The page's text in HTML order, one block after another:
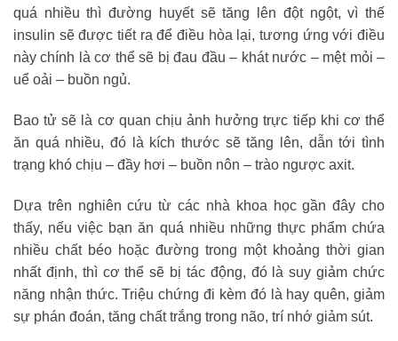
quá nhiều thì đường huyết sẽ tăng lên đột ngột, vì thế
insulin sẽ được tiết ra để điều hòa lại, tương ứng với điều
này chính là cơ thể sẽ bị đau đầu – khát nước – mệt mỏi –
uể oải – buồn ngủ.
Bao tử sẽ là cơ quan chịu ảnh hưởng trực tiếp khi cơ thể
ăn quá nhiều, đó là kích thước sẽ tăng lên, dẫn tới tình
trạng khó chịu – đầy hơi – buồn nôn – trào ngược axit.
Dựa trên nghiên cứu từ các nhà khoa học gần đây cho
thấy, nếu việc bạn ăn quá nhiều những thực phẩm chứa
nhiều chất béo hoặc đường trong một khoảng thời gian
nhất định, thì cơ thể sẽ bị tác động, đó là suy giảm chức
năng nhận thức. Triệu chứng đi kèm đó là hay quên, giảm
sự phán đoán, tăng chất trắng trong não, trí nhớ giảm sút.